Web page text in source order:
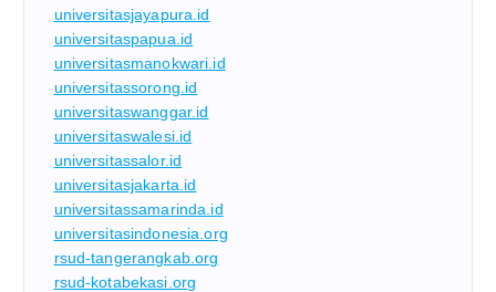
universitasjayapura.id
universitaspapua.id
universitasmanokwari.id
universitassorong.id
universitaswanggar.id
universitaswalesi.id
universitassalor.id
universitasjakarta.id
universitassamarinda.id
universitasindonesia.org
rsud-tangerangkab.org
rsud-kotabekasi.org